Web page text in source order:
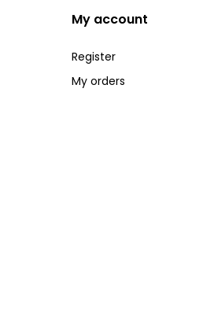
My account
Register
My orders